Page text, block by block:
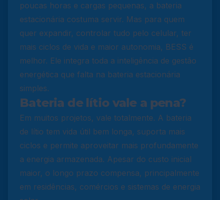
poucas horas e cargas pequenas, a bateria
estacionária costuma servir. Mas para quem
quer expandir, controlar tudo pelo celular, ter
mais ciclos de vida e maior autonomia, BESS é
melhor. Ele integra toda a inteligência de gestão
energética que falta na bateria estacionária
simples.
Bateria de lítio vale a pena?
Em muitos projetos, vale totalmente. A bateria
de lítio tem vida útil bem longa, suporta mais
ciclos e permite aproveitar mais profundamente
a energia armazenada. Apesar do custo inicial
maior, o longo prazo compensa, principalmente
em residências, comércios e sistemas de energia